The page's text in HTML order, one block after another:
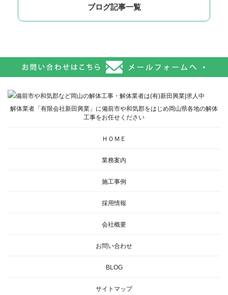
ブログ記事一覧
解体業者「有限会社新田興業」に備前市や和気郡をはじめ岡山県各地の解体
工事をお任せください
ＨＯＭＥ
業務案内
施工事例
採用情報
会社概要
お問い合わせ
BLOG
サイトマップ